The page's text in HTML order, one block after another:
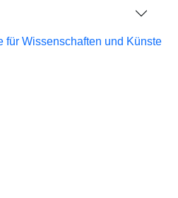
für Wissenschaften und Künste